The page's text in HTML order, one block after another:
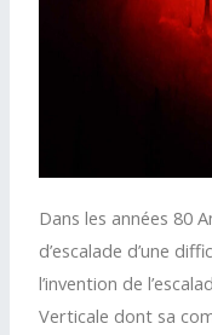
Dans les années 80
d’escalade d’une
l’invention de
Verticale dont sa